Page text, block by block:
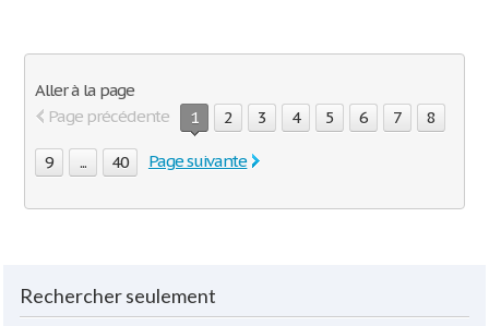
Aller à la page
Page précédente
1 2 3 4 5 6 7 8
9 ... 40 Page suivante
Rechercher seulement